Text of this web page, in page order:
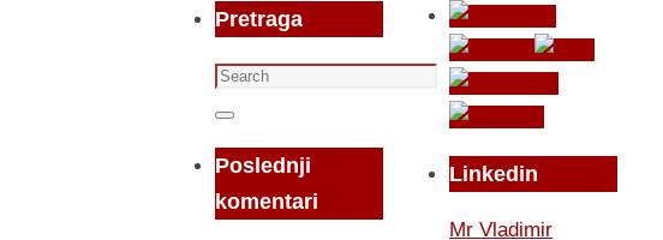
Pretraga
Search
for:
Search
Poslednji
komentari
Linkedin
Mr Vladimir